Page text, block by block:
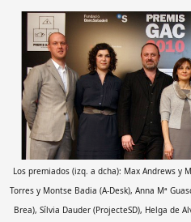
Los premiados (izq. a dcha): Max Andrews y
Torres y Montse Badia (A-Desk), Anna Mª
Brea), Sílvia Dauder (ProjecteSD), Helga de